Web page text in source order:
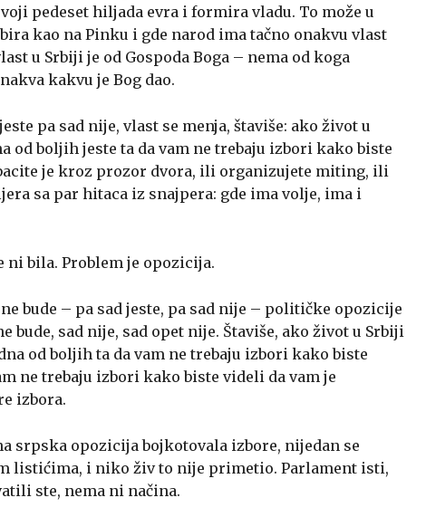
pedeset hiljada evra i formira vladu. To može u
kao na Pinku i gde narod ima tačno onakvu vlast
u Srbiji je od Gospoda Boga – nema od koga
kakvu je Bog dao.
pa sad nije, vlast se menja, štaviše: ako život u
od boljih jeste ta da vam ne trebaju izbori kako biste
je kroz prozor dvora, ili organizujete miting, ili
sa par hitaca iz snajpera: gde ima volje, ima i
bila. Problem je opozicija.
bude – pa sad jeste, pa sad nije – političke opozicije
bude, sad nije, sad opet nije. Štaviše, ako život u Srbiji
od boljih ta da vam ne trebaju izbori kako biste
ne trebaju izbori kako biste videli da vam je
izbora.
srpska opozicija bojkotovala izbore, nijedan se
listićima, i niko živ to nije primetio. Parlament isti,
ste, nema ni načina.